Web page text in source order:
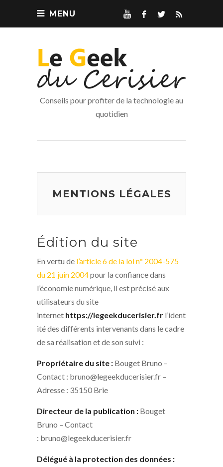
MENU
Conseils pour profiter de la technologie au
quotidien
MENTIONS LÉGALES
Édition du site
En vertu de l’article 6 de la loi n° 2004-575
du 21 juin 2004pour la confiance dans
l’économie numérique, il est précisé aux
utilisateurs du site
internet https://legeekducerisier.fr l’ident
ité des différents intervenants dans le cadre
de sa réalisation et de son suivi :
Propriétaire du site : Bouget Bruno –
Contact : bruno@legeekducerisier.fr –
Adresse : 35150 Brie
Directeur de la publication : Bouget
Bruno – Contact
: bruno@legeekducerisier.fr
Délégué à la protection des données :